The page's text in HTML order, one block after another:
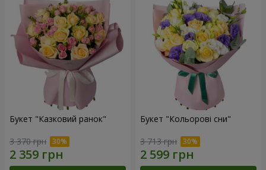
Букет "Казковий ранок"
3 370 грн
Букет "Кольорові сни"
3 713 грн